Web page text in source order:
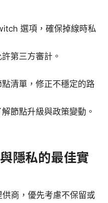
選項，確保掉線時私
第三方審計。
清單，修正不穩定的路
節點升級與政策變動。
隱私的最佳實
商，優先考慮不保留或